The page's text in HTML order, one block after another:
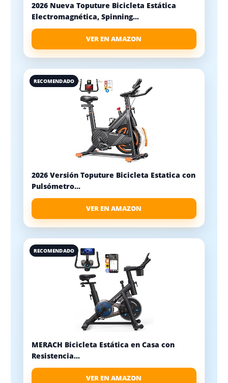
2026 Nueva Toputure Bicicleta Estática
Electromagnética, Spinning...
VER EN AMAZON
RECOMENDADO
2026 Versión Toputure Bicicleta Estatica con
Pulsómetro...
VER EN AMAZON
RECOMENDADO
MERACH Bicicleta Estática en Casa con
Resistencia...
VER EN AMAZON